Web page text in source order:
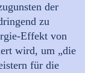
der
zu
Effekt von
wird, um „die
für die